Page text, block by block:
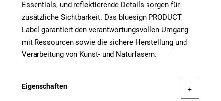
Essentials, und reflektierende Details sorgen für
zusätzliche Sichtbarkeit. Das bluesign PRODUCT
Label garantiert den verantwortungsvollen Umgang
mit Ressourcen sowie die sichere Herstellung und
Verarbeitung von Kunst- und Naturfasern.
Eigenschaften